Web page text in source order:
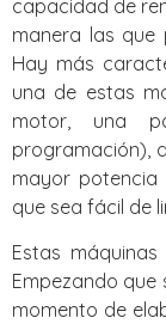
capacidad de
manera las que
Hay más
una de estas
motor, una
programación),
mayor potencia
que sea fácil de
Estas
Empezando que
momento de